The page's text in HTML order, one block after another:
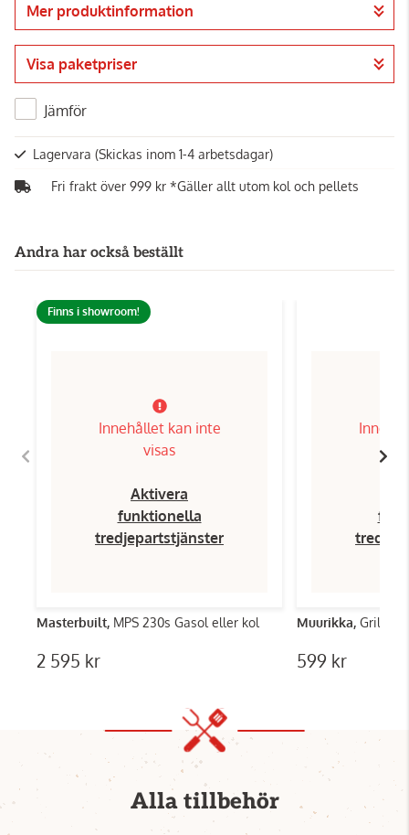
Gå till kassan
Mer produktinformation
Visa paketpriser
Jämför
Lagervara (Skickas inom 1-4 arbetsdagar)
Fri frakt över 999 kr *Gäller allt utom kol och pellets
Andra har också beställt
Finns i showroom!
Innehållet kan inte
visas
Aktivera
funktionella
tredjepartstjänster
Masterbuilt, MPS 230s Gasol eller kol
2 595 kr
Muurikka,
599 kr
Alla tillbehör